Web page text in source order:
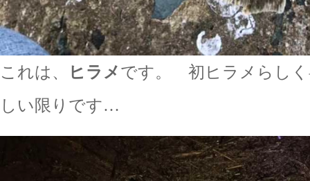
これは、 ヒラメです。 初ヒラメらし
しい限りです…